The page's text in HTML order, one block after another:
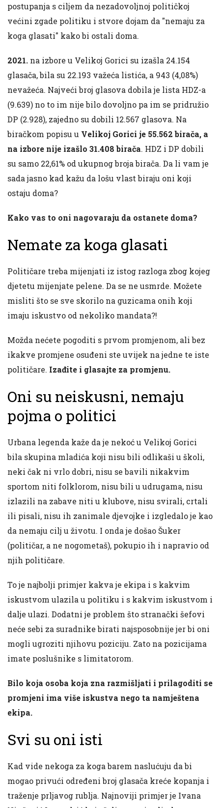
postupanja s ciljem da nezadovoljnoj političkoj
većini zgade politiku i stvore dojam da "nemaju za
koga glasati" kako bi ostali doma.
2021. na izbore u Velikoj Gorici su izašla 24.154
glasača, bila su 22.193 važeća listića, a 943 (4,08%)
nevažeća. Najveći broj glasova dobila je lista HDZ-a
(9.639) no to im nije bilo dovoljno pa im se pridružio
DP (2.928), zajedno su dobili 12.567 glasova. Na
biračkom popisu u Velikoj Gorici je 55.562 birača, a
na izbore nije izašlo 31.408 birača. HDZ i DP dobili
su samo 22,61% od ukupnog broja birača. Da li vam je
sada jasno kad kažu da lošu vlast biraju oni koji
ostaju doma?
Kako vas to oni nagovaraju da ostanete doma?
Nemate za koga glasati
Političare treba mijenjati iz istog razloga zbog kojeg
djetetu mijenjate pelene. Da se ne usmrde. Možete
misliti što se sve skorilo na guzicama onih koji
imaju iskustvo od nekoliko mandata?!
Možda nećete pogoditi s prvom promjenom, ali bez
ikakve promjene osuđeni ste uvijek na jedne te iste
političare. Izađite i glasajte za promjenu.
Oni su neiskusni, nemaju
pojma o politici
Urbana legenda kaže da je nekoć u Velikoj Gorici
bila skupina mladića koji nisu bili odlikaši u školi,
neki čak ni vrlo dobri, nisu se bavili nikakvim
sportom niti folklorom, nisu bili u udrugama, nisu
izlazili na zabave niti u klubove, nisu svirali, crtali
ili pisali, nisu ih zanimale djevojke i izgledalo je kao
da nemaju cilj u životu. I onda je došao Šuker
(političar, a ne nogometaš), pokupio ih i napravio od
njih političare.
To je najbolji primjer kakva je ekipa i s kakvim
iskustvom ulazila u politiku i s kakvim iskustvom i
dalje ulazi. Dodatni je problem što stranački šefovi
neće sebi za suradnike birati najsposobnije jer bi oni
mogli ugroziti njihovu poziciju. Zato na pozicijama
imate poslušnike s limitatorom.
Bilo koja osoba koja zna razmišljati i prilagoditi se
promjeni ima više iskustva nego ta namještena
ekipa.
Svi su oni isti
Kad vide nekoga za koga barem naslućuju da bi
mogao privući određeni broj glasača kreće kopanja i
traženje prljavog rublja. Najnoviji primjer je Ivana